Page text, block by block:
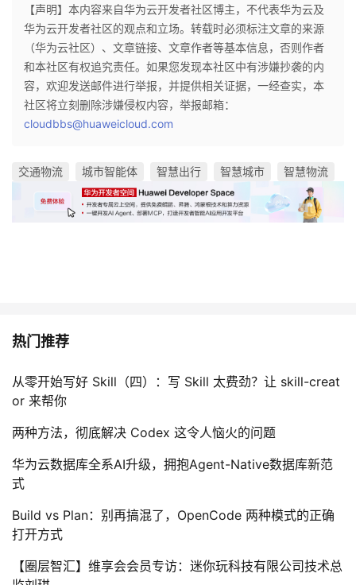
【声明】本内容来自华为云开发者社区博主，不代表华为云及
华为云开发者社区的观点和立场。转载时必须标注文章的来源
（华为云社区）、文章链接、文章作者等基本信息，否则作者
和本社区有权追究责任。如果您发现本社区中有涉嫌抄袭的内
容，欢迎发送邮件进行举报，并提供相关证据，一经查实，本
社区将立刻删除涉嫌侵权内容，举报邮箱：
cloudbbs@huaweicloud.com
交通物流 城市智能体 智慧出行 智慧城市 智慧物流
热门推荐
从零开始写好 Skill（四）：写 Skill 太费劲？让 skill-creat
or 来帮你
两种方法，彻底解决 Codex 这令人恼火的问题
华为云数据库全系AI升级，拥抱Agent-Native数据库新范
式
Build vs Plan：别再搞混了，OpenCode 两种模式的正确
打开方式
【圈层智汇】维享会会员专访：迷你玩科技有限公司技术总